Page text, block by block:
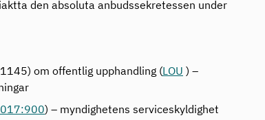
den absoluta anbudssekretessen under
om offentlig upphandling (LOU ) –
) – myndighetens serviceskyldighet